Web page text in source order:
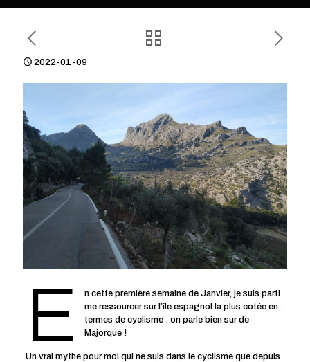
2022-01-09
E
n cette première semaine de Janvier, je suis parti
me ressourcer sur l’île espagnol la plus cotée en
termes de cyclisme : on parle bien sur de
Majorque !
Un vrai mythe pour moi qui ne suis dans le cyclisme que depuis